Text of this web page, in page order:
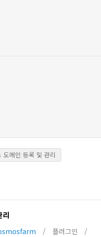
도메인 등록 및 관리
리
/ 플러그인
/